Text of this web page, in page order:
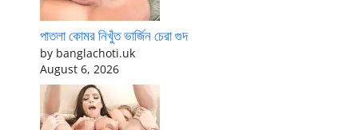
পাতলা কোমর নিখুঁত ভার্জিন চেরা গুদ
by banglachoti.uk
August 6, 2026